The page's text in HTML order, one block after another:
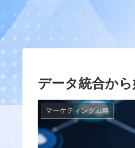
データ統合か
マーケティング戦略